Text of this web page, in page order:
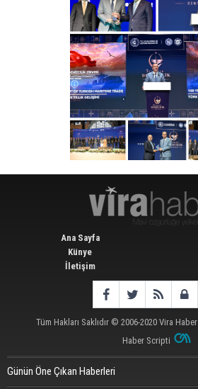
Ana Sayfa
Künye
İletişim
Tüm Hakları Saklıdır © 2006-2020 Vira Haber
Haber Scripti
Günün Öne Çıkan Haberleri